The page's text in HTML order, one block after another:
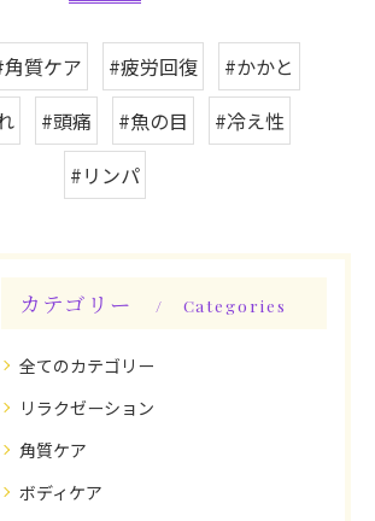
質ケア #疲労回復
#かかと
#頭痛 #魚の目
#冷え性
#リンパ
カテゴリー Categories
全てのカテゴリー
リラクゼーション
角質ケア
ボディケア